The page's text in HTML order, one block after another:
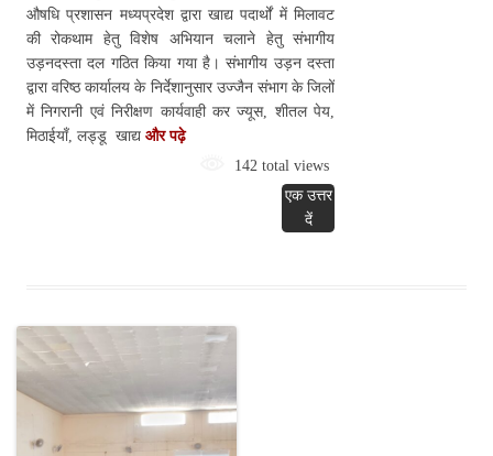
औषधि प्रशासन मध्यप्रदेश द्वारा खाद्य पदार्थों में मिलावट
की रोकथाम हेतु विशेष अभियान चलाने हेतु संभागीय
उड़नदस्ता दल गठित किया गया है। संभागीय उड़न दस्ता
द्वारा वरिष्ठ कार्यालय के निर्देशानुसार उज्जैन संभाग के जिलों
में निगरानी एवं निरीक्षण कार्यवाही कर ज्यूस, शीतल पेय,
मिठाईयाँ, लड्डू खाद्य और पढ़े
142 total views
एक उत्तर
दें